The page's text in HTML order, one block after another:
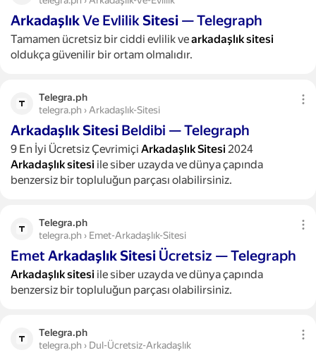
ArkadaşlıkVe Evlilik Sitesi — Telegraph
Tamamen ücretsiz bir ciddi evlilik vearkadaşlıksitesi
oldukça güvenilir bir ortam olmalıdır.
Telegra.ph
telegra.ph › Arkadaşlık-Sitesi
Arkadaşlık Sitesi Beldibi — Telegraph
9 En İyi Ücretsiz Çevrimiçi ArkadaşlıkSitesi 2024
Arkadaşlıksitesi ile siber uzayda ve dünya çapında
benzersiz bir topluluğun parçası olabilirsiniz.
Telegra.ph
telegra.ph › Emet-Arkadaşlık-Sitesi
Emet Arkadaşlık Sitesi Ücretsiz — Telegraph
Arkadaşlıksitesi ile siber uzayda ve dünya çapında
benzersiz bir topluluğun parçası olabilirsiniz.
Telegra.ph
telegra.ph › Dul-Ücretsiz-Arkadaşlık